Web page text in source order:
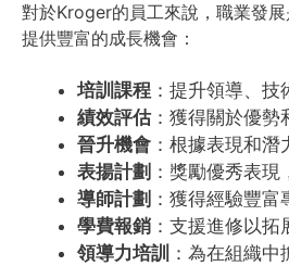
對於Kroger的員工來說，職業發
提供豐富的成長機會：
培訓課程 ：提升領導、技
績效評估：獲得關於優勢
晉升機會 ：根據表現和潛
表揚計劃 ：獎勵優秀表現
導師計劃 ：獲得經驗豐富
學費報銷 ：支援進修以拓
領導力培訓 ：為在組織